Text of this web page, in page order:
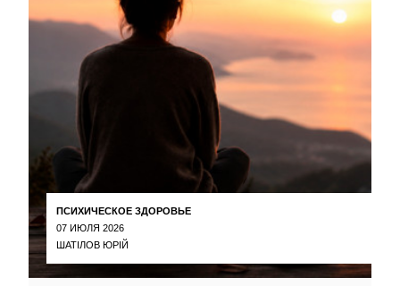
ПСИХИЧЕСКОЕ ЗДОРОВЬЕ
07 ИЮЛЯ 2026
ШАТІЛОВ ЮРІЙ